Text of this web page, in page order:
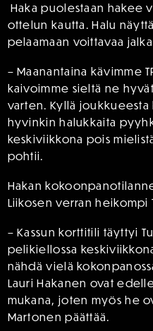
Haka puolestaan hakee
ottelun kautta. Halu
pelaamaan voittavaa
– Maanantaina kävimme
kaivoimme sieltä ne
varten. Kyllä
hyvinkin halukkaita
keskiviikkona pois
pohtii.
Hakan
Liikosen verran heikompi
– Kassun korttitili täyttyi
pelikiellossa
nähdä vielä
Lauri Hakanen ovat
mukana, joten myös he
Martonen päättää.